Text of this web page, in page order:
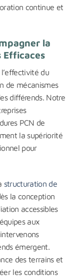
continue et
la
Efficaces
du
de mécanismes
différends. Notre
PCN de
la supériorité
pour
structuration de
la conception
accessibles
aux
émergent.
des terrains et
les conditions